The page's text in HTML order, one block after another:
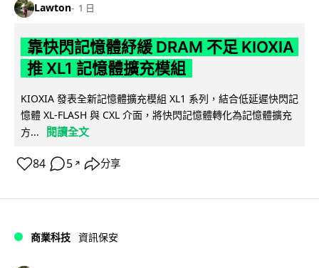
Lawton 1 日
靠快閃記憶體紓緩 DRAM 不足 KIOXIA
推 XL1 記憶體擴充模組
KIOXIA 發表全新記憶體擴充模組 XL1 系列，結合低延遲快閃記
憶體 XL-FLASH 與 CXL 介面，將快閃記憶體轉化為記憶體擴充
方...
閱讀全文
84 5 ↗ 分享
商業科技 資訊保安